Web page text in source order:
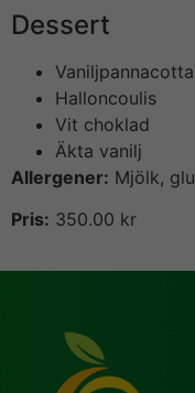
Dessert
Halloncoulis
Vit choklad
Äkta vanilj
Allergener: Mjölk,
Pris: 350.00 kr